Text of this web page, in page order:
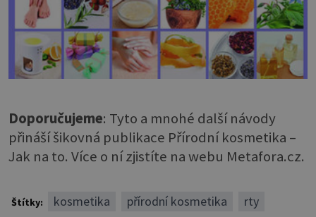
Doporučujeme: Tyto a mnohé další návody
přináší šikovná publikace Přírodní kosmetika –
Jak na to. Více o ní zjistíte na webu Metafora.cz.
Štítky: kosmetika přírodní kosmetika
rty